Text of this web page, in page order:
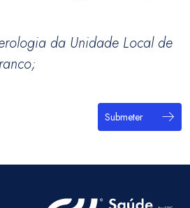
da Unidade Local de
Submeter